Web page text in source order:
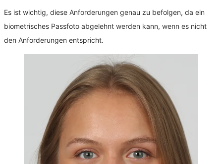
Es ist wichtig, diese Anforderungen genau zu befolgen, da ein
biometrisches Passfoto abgelehnt werden kann, wenn es nicht
den Anforderungen entspricht.